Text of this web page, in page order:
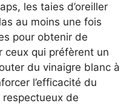
les taies d’oreiller
au moins une fois
pour obtenir de
ceux qui préfèrent un
du vinaigre blanc à
l’efficacité du
de